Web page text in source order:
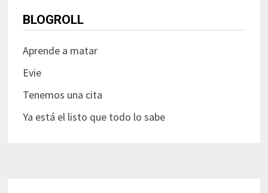
BLOGROLL
Aprende a matar
Evie
Tenemos una cita
Ya está el listo que todo lo sabe